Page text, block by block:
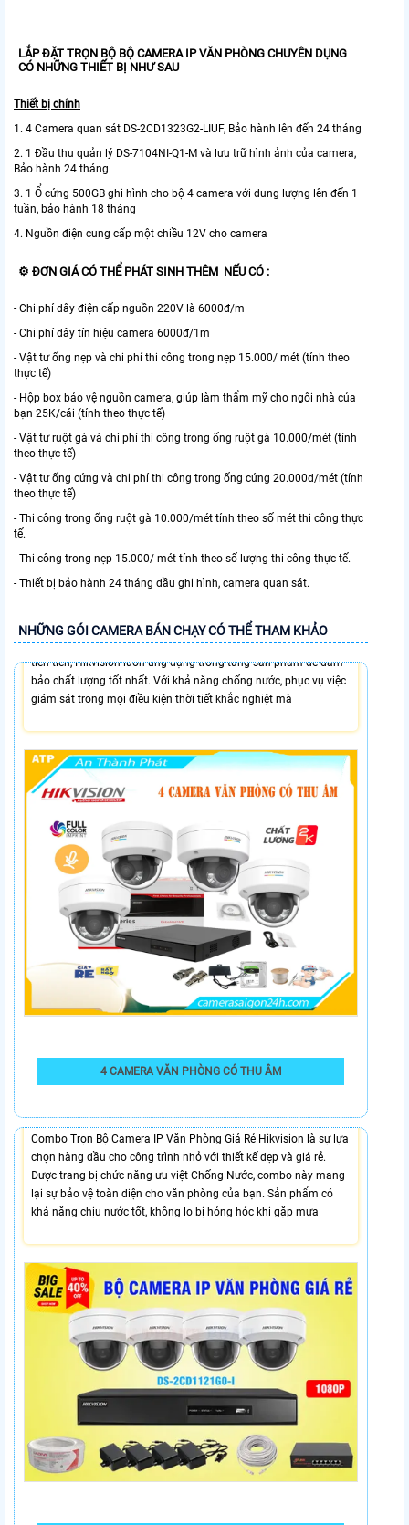
LẮP ĐẶT TRỌN BỘ BỘ CAMERA IP VĂN PHÒNG CHUYÊN DỤNG
CÓ NHỮNG THIẾT BỊ NHƯ SAU
Thiết bị chính
1. 4 Camera quan sát DS-2CD1323G2-LIUF, Bảo hành lên đến 24 tháng
2. 1 Đầu thu quản lý DS-7104NI-Q1-M và lưu trữ hình ảnh của camera,
Bảo hành 24 tháng
3. 1 Ổ cứng 500GB ghi hình cho bộ 4 camera với dung lượng lên đến 1
tuần, bảo hành 18 tháng
4. Nguồn điện cung cấp một chiều 12V cho camera
⚙ ĐƠN GIÁ CÓ THỂ PHÁT SINH THÊM NẾU CÓ :
- Chi phí dây điện cấp nguồn 220V là 6000đ/m
- Chi phí dây tín hiệu camera 6000đ/1m
- Vật tư ống nẹp và chi phí thi công trong nẹp 15.000/ mét (tính theo
thực tế)
- Hộp box bảo vệ nguồn camera, giúp làm thẩm mỹ cho ngôi nhà của
bạn 25K/cái (tính theo thực tế)
- Vật tư ruột gà và chi phí thi công trong ống ruột gà 10.000/mét (tính
theo thực tế)
- Vật tư ống cứng và chi phí thi công trong ống cứng 20.000đ/mét (tính
theo thực tế)
- Thi công trong ống ruột gà 10.000/mét tính theo số mét thi công thực
tế.
- Thi công trong nẹp 15.000/ mét tính theo số lượng thi công thực tế.
- Thiết bị bảo hành 24 tháng đầu ghi hình, camera quan sát.
NHỮNG GÓI CAMERA BÁN CHẠY CÓ THỂ THAM KHẢO
4 CAMERA VĂN PHÒNG CÓ THU ÂM
Bộ 4 Camera Văn Phòng Có Thu Âm Hikvision là giải pháp giám
sát an ninh hiệu quả cho văn phòng và công ty. Với công nghệ
tiên tiến, Hikvision luôn ứng dụng trong từng sản phẩm để đảm
bảo chất lượng tốt nhất. Với khả năng chống nước, phục vụ việc
giám sát trong mọi điều kiện thời tiết khắc nghiệt mà
Combo Trọn Bộ Camera IP Văn Phòng Giá Rẻ Hikvision là sự lựa
chọn hàng đầu cho công trình nhỏ với thiết kế đẹp và giá rẻ.
Được trang bị chức năng ưu việt Chống Nước, combo này mang
lại sự bảo vệ toàn diện cho văn phòng của bạn. Sản phẩm có
khả năng chịu nước tốt, không lo bị hỏng hóc khi gặp mưa